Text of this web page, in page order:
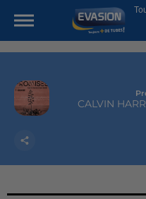
CALVIN